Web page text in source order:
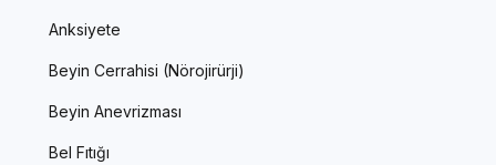
Anksiyete
Beyin Cerrahisi (Nörojirürji)
Beyin Anevrizması
Bel Fıtığı